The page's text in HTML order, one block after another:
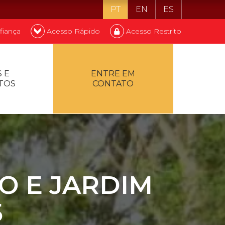
PT EN ES
Acesso Rápido Acesso Restrito
E
ENTRE EM
CONTATO
E JARDIM